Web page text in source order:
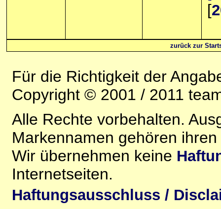
[
zurück zur
Für die Richtigkeit der
Copyright © 2001 / 2011
Alle Rechte vorbehalten.
Markennamen gehören
Wir übernehmen keine
Internetseiten.
Haftungsausschluss /